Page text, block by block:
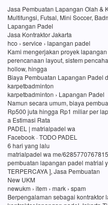
Jasa Pembuatan Lapangan Olah &
Multifungsi, Futsal, Mini Soccer,
Lapangan Padel
Jasa Kontraktor Jakarta
hco › service › lapangan padel
Kami mengerjakan proyek
perencanaan layout, sistem
hollow, hingga
Biaya Pembuatan Lapangan Padel
karpetbadminton
karpetbadminton › Lapangan Padel
Namun secara umum, biaya
Rp500 juta hingga Rp1 miliar per
a Estimasi Rata
PADEL | matrialpadel wa
Facebook · TODO PADEL
6 hari yang lalu
matrialpadel wa me/
pembuatan lapangan padel matrial
TERPERCAYA ], Jasa Pembuatan
New UKM
newukm › item › mark › spam
Berpengalaman sebagai kontraktor